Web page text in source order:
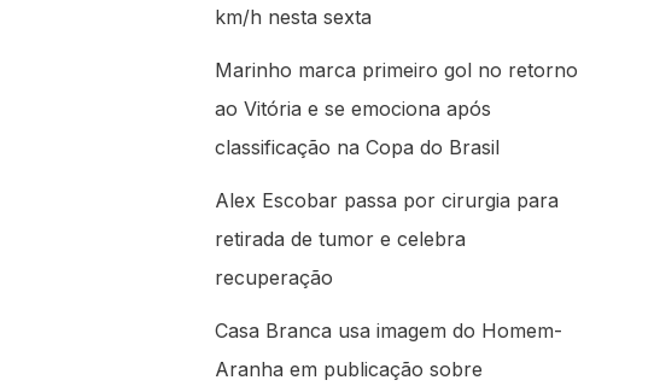
km/h nesta sexta
Marinho marca primeiro gol no retorno
ao Vitória e se emociona após
classificação na Copa do Brasil
Alex Escobar passa por cirurgia para
retirada de tumor e celebra
recuperação
Casa Branca usa imagem do Homem-
Aranha em publicação sobre